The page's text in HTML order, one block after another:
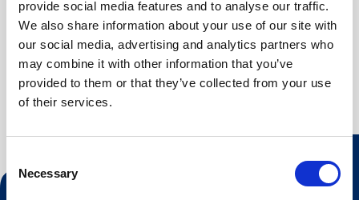
provide social media features and to analyse our traffic.
We also share information about your use of our site with
our social media, advertising and analytics partners who
may combine it with other information that you’ve
provided to them or that they’ve collected from your use
of their services.
Selection
Necessary
Sengetøypakke med håndkle: 180 NOK per pakke/person